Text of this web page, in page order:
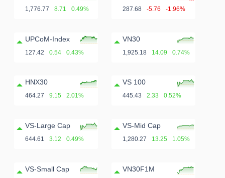
1,776.77 8.71 0.49% 287.68 -5.76 -1.96%
UPCoM-Index
127.42 0.54 0.43%
VN30
1,925.18 14.09 0.74%
HNX30
464.27 9.15 2.01%
VS 100
445.43 2.33 0.52%
VS-Large Cap
644.61 3.12 0.49%
VS-Mid Cap
1,280.27 13.25 1.05%
VS-Small Cap VN30F1M